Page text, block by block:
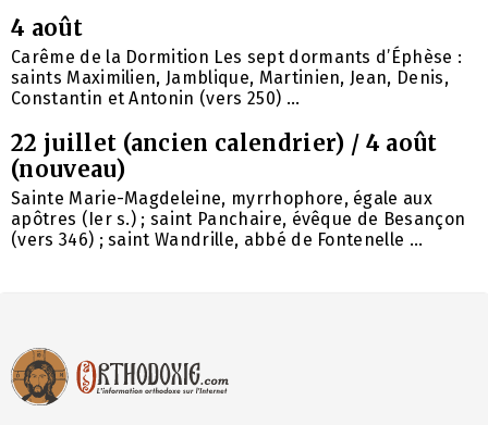
4 août
Carême de la Dormition Les sept dormants d’Éphèse :
saints Maximilien, Jamblique, Martinien, Jean, Denis,
Constantin et Antonin (vers 250) ...
22 juillet (ancien calendrier) / 4 août
(nouveau)
Sainte Marie-Magdeleine, myrrhophore, égale aux
apôtres (Ier s.) ; saint Panchaire, évêque de Besançon
(vers 346) ; saint Wandrille, abbé de Fontenelle ...